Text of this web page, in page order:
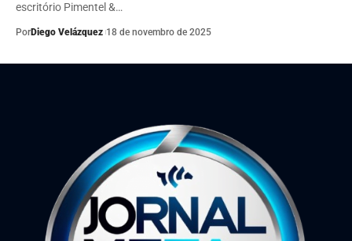
escritório Pimentel &…
PorDiego Velázquez 18 de novembro de 2025